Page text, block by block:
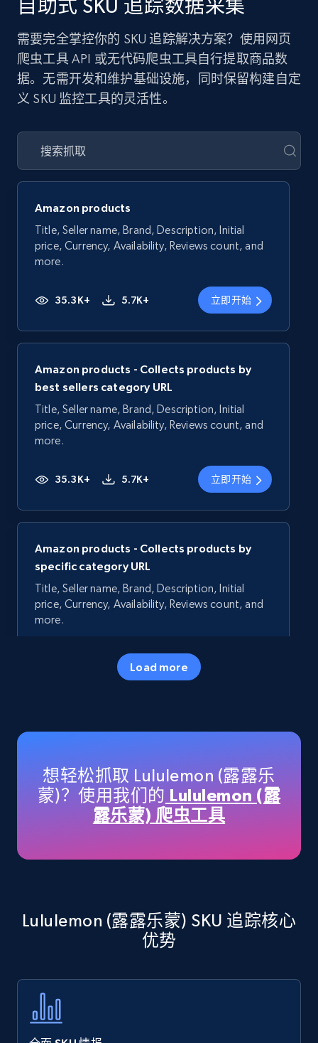
自助式 SKU 追踪数据采集
需要完全掌控你的 SKU 追踪解决方案？使用网页
爬虫工具 API 或无代码爬虫工具自行提取商品数
据。无需开发和维护基础设施，同时保留构建自定
义 SKU 监控工具的灵活性。
Amazon products
Title, Seller name, Brand, Description, Initial
price, Currency, Availability, Reviews count, and
more.
35.3K+ 5.7K+ 立即开始
Amazon products - Collects products by
best sellers category URL
Title, Seller name, Brand, Description, Initial
price, Currency, Availability, Reviews count, and
more.
35.3K+ 5.7K+ 立即开始
Amazon products - Collects products by
specific category URL
Title, Seller name, Brand, Description, Initial
price, Currency, Availability, Reviews count, and
more.
5.7K+
Title, Seller name, Brand, Description, Initial
price, Currency, Availability, Reviews count, and
more.
upc numbers
Title, Seller name, Brand, Description, Initial
more.
35.3K+
Load more
想轻松抓取 Lululemon (露露乐
蒙)？使用我们的 Lululemon (露
露乐蒙) 爬虫工具
Lululemon (露露乐蒙) SKU 追踪核心
优势